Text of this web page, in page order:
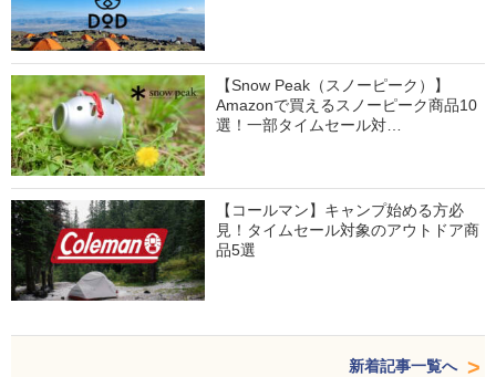
【Snow Peak（スノーピーク）】
Amazonで買えるスノーピーク商品10
選！一部タイムセール対…
【コールマン】キャンプ始める方必
見！タイムセール対象のアウトドア商
品5選
新着記事一覧へ